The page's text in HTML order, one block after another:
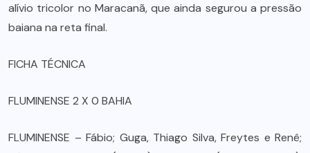
alívio tricolor no Maracanã, que ainda segurou a pressão
baiana na reta final.
FICHA TÉCNICA
FLUMINENSE 2 X 0 BAHIA
FLUMINENSE – Fábio; Guga, Thiago Silva, Freytes e Renê;